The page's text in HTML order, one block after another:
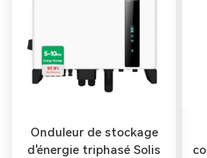
système hybride bien conçu,
SPH, une batterie et
d'autres accessoires, peut
maximiser l'autonomie d'un
système solaire et réduire
les factures d'électricité.
Onduleur de stockage
d'énergie triphasé Solis